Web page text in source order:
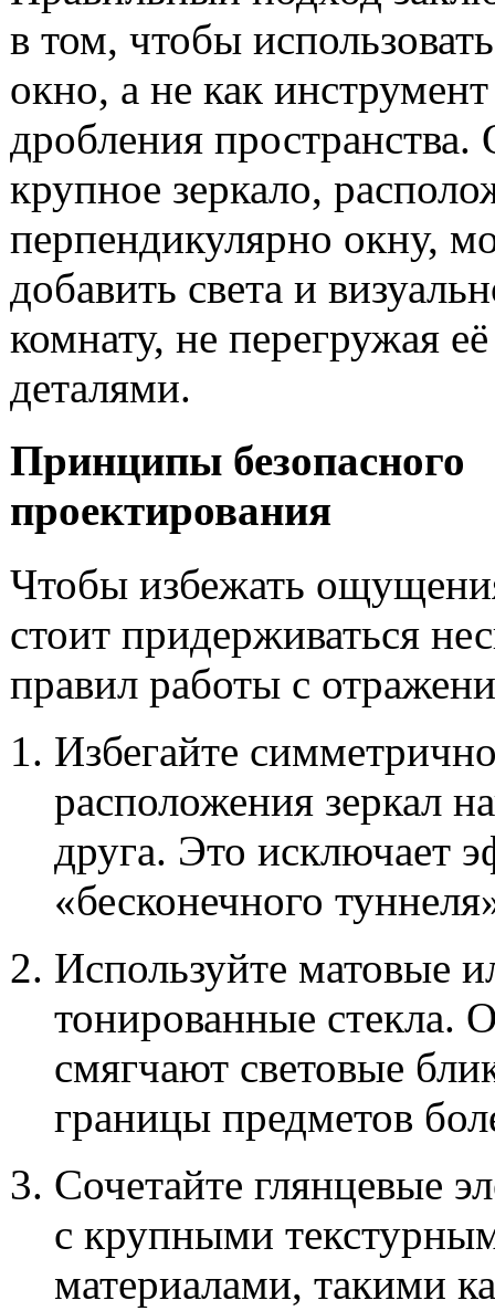
в том, чтобы
окно, а не как
дробления
крупное зеркало,
перпендикулярно окну,
добавить света и
комнату, не перегружая
деталями.
Принципы безопасного
проектирования
Чтобы избежать
стоит придерживаться
правил работы с
Избегайте
расположения зеркал
друга. Это исключает
«бесконечного
Используйте матовые
тонированные стекла.
смягчают световые
границы предметов
Сочетайте глянцевые
с крупными
материалами, такими